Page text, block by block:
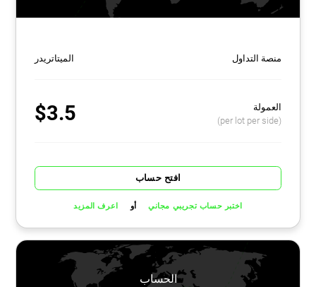
منصة التداول الميتاتريدر
العمولة
(per lot per side)
$3.5
افتح حساب
اختبر حساب تجريبي مجاني أو اعرف المزيد
الحساب